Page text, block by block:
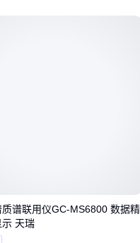
质量稳定性±0.1的仪器，
结构，搭配自动柱塞清洗
谱联用仪GC-MS6800 数据精
天瑞